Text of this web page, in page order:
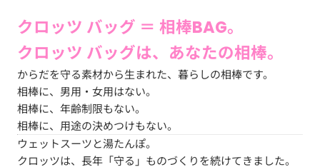
クロッツ バッグ ＝ 相棒BAG。
クロッツ バッグは、あなたの相棒。
からだを守る素材から生まれた、暮らしの相棒です。
相棒に、男用・女用はない。
相棒に、年齢制限もない。
相棒に、用途の決めつけもない。
ウェットスーツと湯たんぽ。
クロッツは、長年「守る」ものづくりを続けてきました。